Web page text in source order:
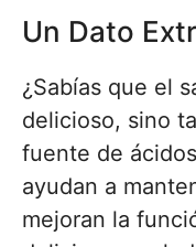
Un Dato
¿Sabías que el
delicioso, sino
fuente de
ayudan a
mejoran la